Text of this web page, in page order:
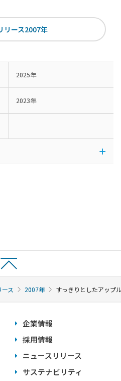
リース2007年
2025年
2023年
ス 2007年 すっきりとしたアップ
企業情報
採用情報
ニュースリリース
サステナビリティ